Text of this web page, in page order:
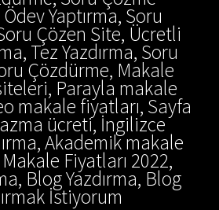
Yaptırma, Soru
Çözen Site, Ücretli
Tez Yazdırma, Soru
Çözdürme, Makale
Parayla makale
makale fiyatları, Sayfa
ücreti, İngilizce
Akademik makale
Makale Fiyatları 2022,
Blog Yazdırma, Blog
İstiyorum